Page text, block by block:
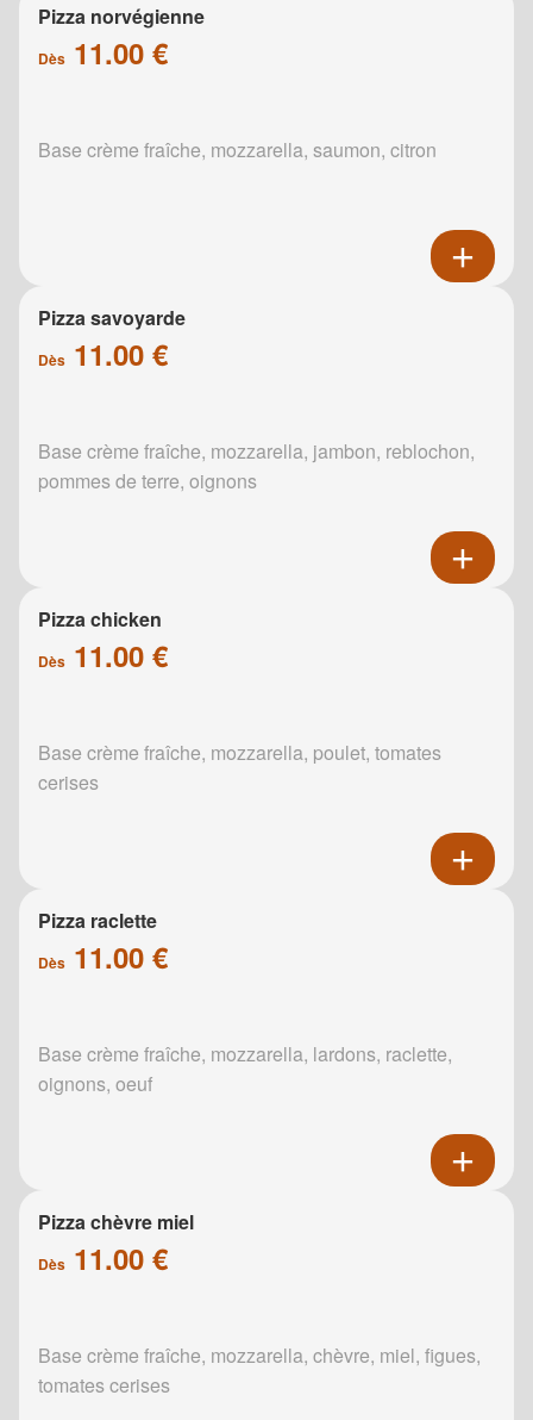
Pizza norvégienne
Dès 11.00 €
Base crème fraîche, mozzarella, saumon, citron
Pizza savoyarde
Dès 11.00 €
Base crème fraîche, mozzarella, jambon, reblochon,
pommes de terre, oignons
Pizza chicken
Dès 11.00 €
Base crème fraîche, mozzarella, poulet, tomates
cerises
Pizza raclette
Dès 11.00 €
Base crème fraîche, mozzarella, lardons, raclette,
oignons, oeuf
Pizza chèvre miel
Dès 11.00 €
Base crème fraîche, mozzarella, chèvre, miel, figues,
tomates cerises